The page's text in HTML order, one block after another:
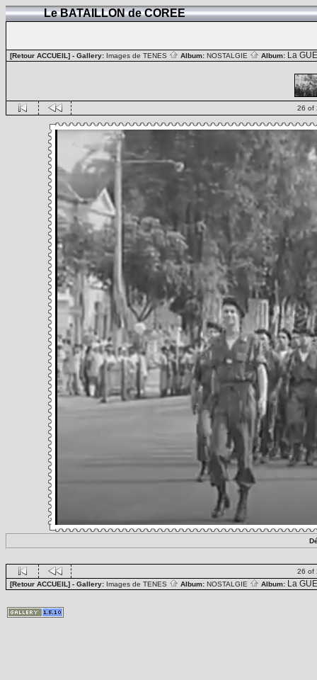
Le BATAILLON de COREE
[Retour ACCUEIL] - Gallery: Images de TENES Album: NOSTALGIE Album: La
26 of
26 of
[Retour ACCUEIL] - Gallery: Images de TENES Album: NOSTALGIE Album: La